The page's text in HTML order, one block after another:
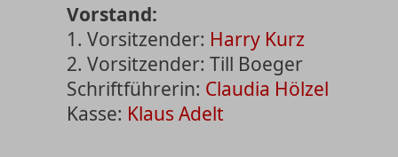
Vorstand:
1. Vorsitzender: Harry Kurz
2. Vorsitzender: Till Boeger
Schriftführerin: Claudia Hölzel
Kasse: Klaus Adelt